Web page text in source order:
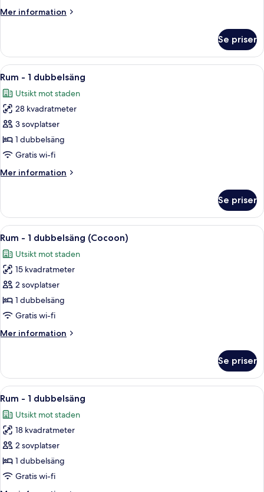
Mer information
Mer
-
enkelsängar
Se priser
Öppna
alla
foton
för
Rum
-
1
Ett hotellrum med en stor säng, ett
10
Rum - 1 dubbelsäng
Utsikt mot staden
28 kvadratmeter
3 sovplatser
1 dubbelsäng
Gratis wi-fi
Mer information
Mer
-
dubbelsäng
Se priser
Öppna
alla
foton
för
Rum
-
1
(Cocoon)
En snyggt bäddad säng med vita
7
Rum - 1 dubbelsäng (Cocoon)
Utsikt mot staden
15 kvadratmeter
2 sovplatser
1 dubbelsäng
Gratis wi-fi
Mer information
Mer
-
dubbelsäng
Se priser
Öppna
alla
foton
för
Rum
-
1
Ett hotellrum med en stor säng, ett
9
Rum - 1 dubbelsäng
Utsikt mot staden
18 kvadratmeter
2 sovplatser
1 dubbelsäng
Gratis wi-fi